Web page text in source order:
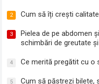
2 Cum să îți crești
3
Pielea de pe abdomen
schimbări de greutate
4 Ce merită pregătit cu o
5 Cum să păstrezi bilete,